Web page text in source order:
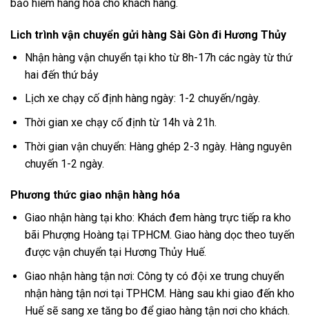
bảo hiểm hàng hóa cho khách hàng.
Lich trình vận chuyển gửi hàng Sài Gòn đi Hương Thủy
Nhận hàng vận chuyển tại kho từ 8h-17h các ngày từ thứ
hai đến thứ bảy
Lịch xe chạy cố định hàng ngày: 1-2 chuyến/ngày.
Thời gian xe chạy cố định từ 14h và 21h.
Thời gian vận chuyển: Hàng ghép 2-3 ngày. Hàng nguyên
chuyến 1-2 ngày.
Phương thức giao nhận hàng hóa
Giao nhận hàng tại kho: Khách đem hàng trực tiếp ra kho
bãi Phượng Hoàng tại TPHCM. Giao hàng dọc theo tuyến
được vận chuyển tại Hương Thủy Huế.
Giao nhận hàng tận nơi: Công ty có đội xe trung chuyển
nhận hàng tận nơi tại TPHCM. Hàng sau khi giao đến kho
Huế sẽ sang xe tăng bo để giao hàng tận nơi cho khách.